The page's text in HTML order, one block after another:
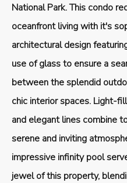
National Park. This condo
oceanfront living with it's
architectural design
use of glass to ensure a
between the splendid
chic interior spaces. Light-
and elegant lines combine
serene and inviting
impressive infinity pool
jewel of this property,